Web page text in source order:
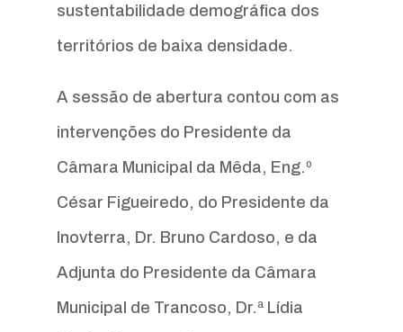
sustentabilidade demográfica dos
territórios de baixa densidade.
A sessão de abertura contou com as
intervenções do Presidente da
Câmara Municipal da Mêda, Eng.º
César Figueiredo, do Presidente da
Inovterra, Dr. Bruno Cardoso, e da
Adjunta do Presidente da Câmara
Municipal de Trancoso, Dr.ª Lídia